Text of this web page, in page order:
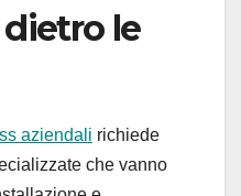
dietro le
aziendali richiede
che vanno